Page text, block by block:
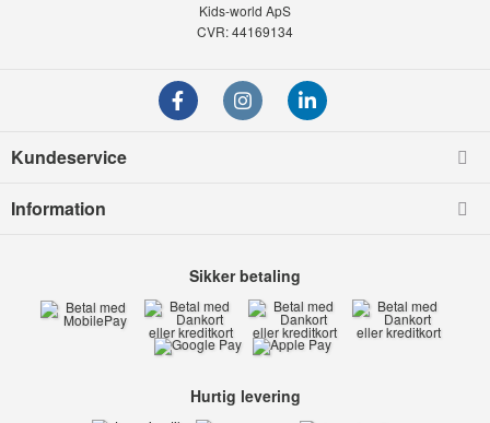
Kids-world ApS
CVR: 44169134
Kundeservice
Information
Sikker betaling
Hurtig levering